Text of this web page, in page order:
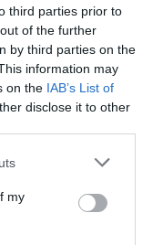
third parties prior to
of the further
by third parties on the
information may
on the IAB’s List of
disclose it to other
one or more Google
You may click to
third-party tags to
in below Google
my
θεαματικά την
παραγόμενα υλικά
επιλεγμένων φυτών και
ποιότητας τροφή.
φυτά είναι ένα 100%
φυτά, κηπευτικά,
σύνθεση της
και υγιή ανάπτυξη
διάφορους
σε αυτό, με αποτέλεσμα
και ζωντάνια.